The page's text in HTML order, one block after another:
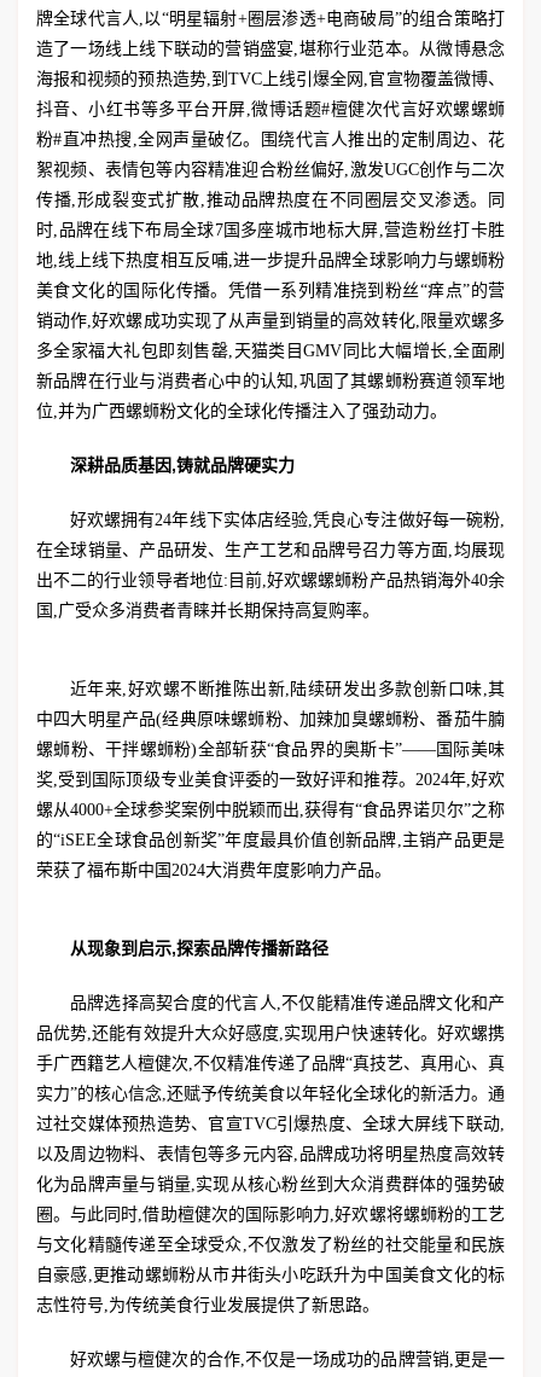
牌全球代言人,以“明星辐射+圈层渗透+电商破局”的组合策略打
造了一场线上线下联动的营销盛宴,堪称行业范本。从微博悬念
海报和视频的预热造势,到TVC上线引爆全网,官宣物覆盖微博、
抖音、小红书等多平台开屏,微博话题#檀健次代言好欢螺螺蛳
粉#直冲热搜,全网声量破亿。围绕代言人推出的定制周边、花
絮视频、表情包等内容精准迎合粉丝偏好,激发UGC创作与二次
传播,形成裂变式扩散,推动品牌热度在不同圈层交叉渗透。同
时,品牌在线下布局全球7国多座城市地标大屏,营造粉丝打卡胜
地,线上线下热度相互反哺,进一步提升品牌全球影响力与螺蛳粉
美食文化的国际化传播。凭借一系列精准挠到粉丝“痒点”的营
销动作,好欢螺成功实现了从声量到销量的高效转化,限量欢螺多
多全家福大礼包即刻售罄,天猫类目GMV同比大幅增长,全面刷
新品牌在行业与消费者心中的认知,巩固了其螺蛳粉赛道领军地
位,并为广西螺蛳粉文化的全球化传播注入了强劲动力。
深耕品质基因,铸就品牌硬实力
好欢螺拥有24年线下实体店经验,凭良心专注做好每一碗粉,
在全球销量、产品研发、生产工艺和品牌号召力等方面,均展现
出不二的行业领导者地位:目前,好欢螺螺蛳粉产品热销海外40余
国,广受众多消费者青睐并长期保持高复购率。
近年来,好欢螺不断推陈出新,陆续研发出多款创新口味,其
中四大明星产品(经典原味螺蛳粉、加辣加臭螺蛳粉、番茄牛腩
螺蛳粉、干拌螺蛳粉)全部斩获“食品界的奥斯卡”——国际美味
奖,受到国际顶级专业美食评委的一致好评和推荐。2024年,好欢
螺从4000+全球参奖案例中脱颖而出,获得有“食品界诺贝尔”之称
的“iSEE全球食品创新奖”年度最具价值创新品牌,主销产品更是
荣获了福布斯中国2024大消费年度影响力产品。
从现象到启示,探索品牌传播新路径
品牌选择高契合度的代言人,不仅能精准传递品牌文化和产
品优势,还能有效提升大众好感度,实现用户快速转化。好欢螺携
手广西籍艺人檀健次,不仅精准传递了品牌“真技艺、真用心、真
实力”的核心信念,还赋予传统美食以年轻化全球化的新活力。通
过社交媒体预热造势、官宣TVC引爆热度、全球大屏线下联动,
以及周边物料、表情包等多元内容,品牌成功将明星热度高效转
化为品牌声量与销量,实现从核心粉丝到大众消费群体的强势破
圈。与此同时,借助檀健次的国际影响力,好欢螺将螺蛳粉的工艺
与文化精髓传递至全球受众,不仅激发了粉丝的社交能量和民族
自豪感,更推动螺蛳粉从市井街头小吃跃升为中国美食文化的标
志性符号,为传统美食行业发展提供了新思路。
好欢螺与檀健次的合作,不仅是一场成功的品牌营销,更是一